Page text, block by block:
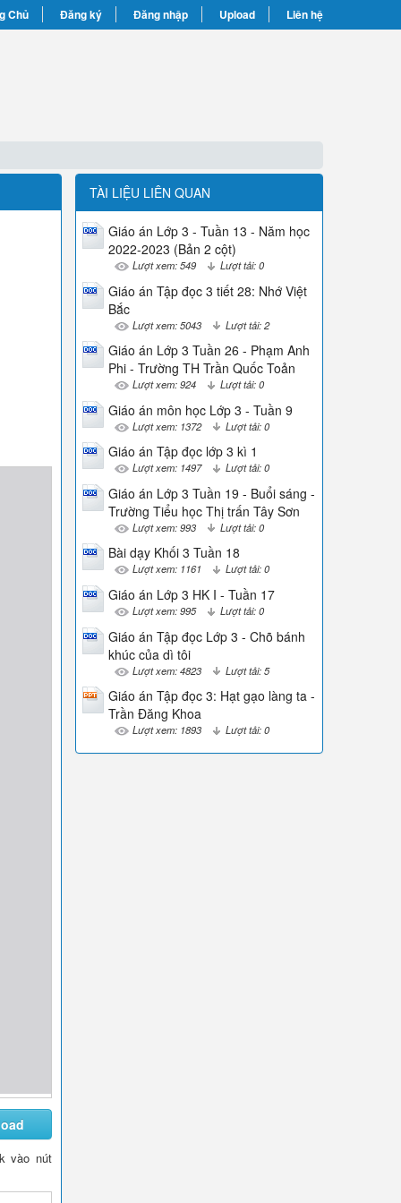
Chủ Đăng ký Đăng nhập Upload Liên hệ
vào nút
TÀI LIỆU LIÊN QUAN
Giáo án Lớp 3 - Tuần 13 - Năm học
2022-2023 (Bản 2 cột)
Lượt xem: 549 Lượt tải: 0
Giáo án Tập đọc 3 tiết 28: Nhớ Việt
Bắc
Lượt xem: 5043 Lượt tải: 2
Giáo án Lớp 3 Tuần 26 - Phạm Anh
Phi - Trường TH Trần Quốc Toản
Lượt xem: 924 Lượt tải: 0
Giáo án môn học Lớp 3 - Tuần 9
Lượt xem: 1372 Lượt tải: 0
Giáo án Tập đọc lớp 3 kì 1
Lượt xem: 1497 Lượt tải: 0
Giáo án Lớp 3 Tuần 19 - Buổi sáng -
Trường Tiểu học Thị trấn Tây Sơn
Lượt xem: 993 Lượt tải: 0
Bài dạy Khối 3 Tuần 18
Lượt xem: 1161 Lượt tải: 0
Giáo án Lớp 3 HK I - Tuần 17
Lượt xem: 995 Lượt tải: 0
Giáo án Tập đọc Lớp 3 - Chõ bánh
khúc của dì tôi
Lượt xem: 4823 Lượt tải: 5
Giáo án Tập đọc 3: Hạt gạo làng ta -
Trần Đăng Khoa
Lượt xem: 1893 Lượt tải: 0